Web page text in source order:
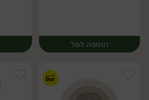
הוספה לסל